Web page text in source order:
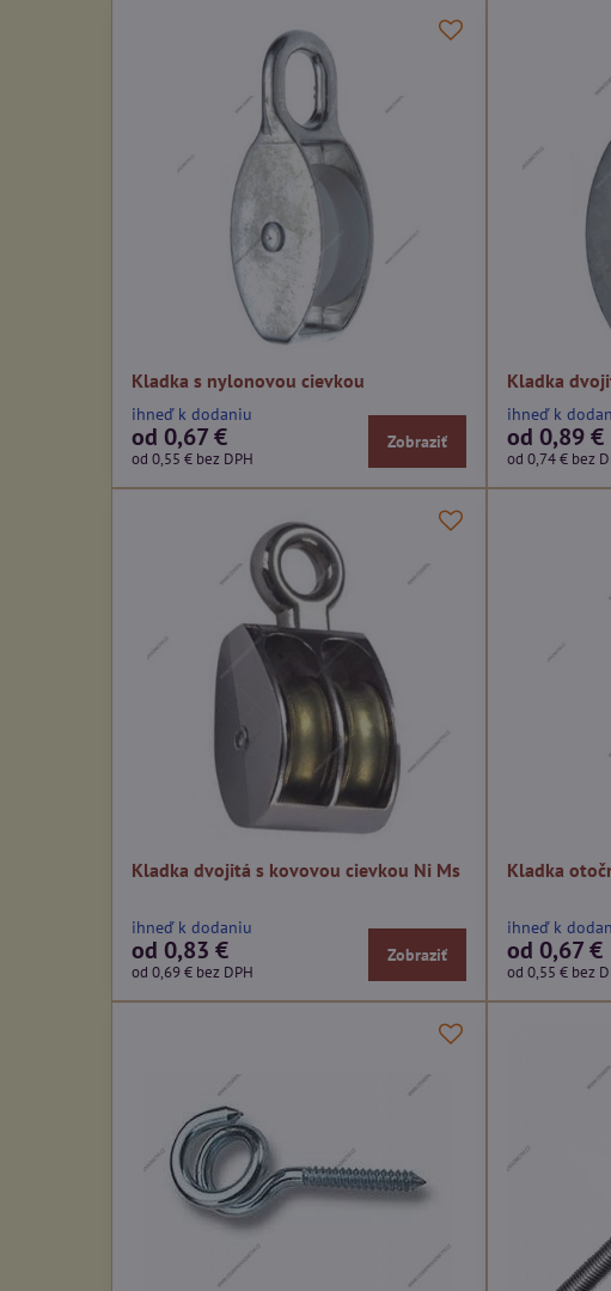
Kladka s nylonovou cievkou
ihneď k dodaniu
od 0,67 €
od 0,55 € bez DPH
Zobraziť
Kladka
ihneď k
od 0,89 €
od 0,74 € bez
Kladka dvojitá s kovovou cievkou Ni Ms
ihneď k dodaniu
od 0,83 €
od 0,69 € bez DPH
Zobraziť
Kladka
ihneď k
od 0,67 €
od 0,55 € bez